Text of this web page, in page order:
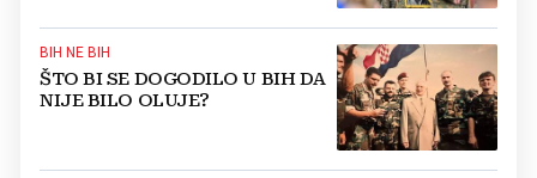
BIH NE BIH
ŠTO BI SE DOGODILO U BIH DA
NIJE BILO OLUJE?